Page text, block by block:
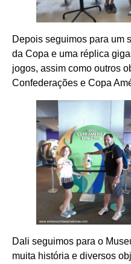
Depois seguimos para um
da Copa e uma réplica
jogos, assim como outros
Confederações e Copa
Dali seguimos para o
muita história e diversos